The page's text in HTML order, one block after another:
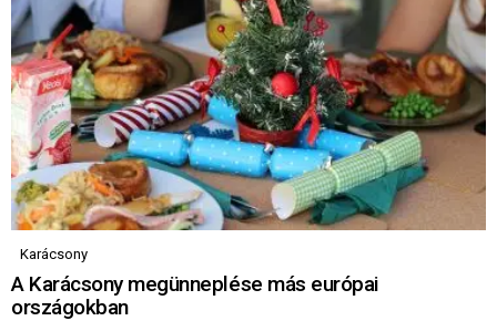
Karácsony
A Karácsony megünneplése más európai
országokban